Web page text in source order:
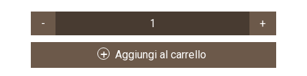
ARGENTO
Aggiungi al carrello